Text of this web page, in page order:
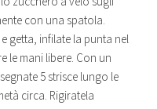
con una spatola.
getta, infilate la punta nel
le mani libere. Con un
5 strisce lungo le
circa. Rigiratela